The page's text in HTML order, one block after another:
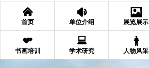
󰄫
首页
󰁑
单位介绍
󰁄
展览展示
󰁩
书画培训
󰂧
学术研究
󰂐
人物风采